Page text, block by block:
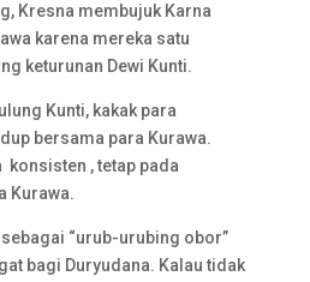
Kresna membujuk Karna
karena mereka satu
keturunan Dewi Kunti.
Kunti, kakak para
bersama para Kurawa.
, tetap pada
Kurawa.
“urub-urubing obor”
bagi Duryudana. Kalau tidak